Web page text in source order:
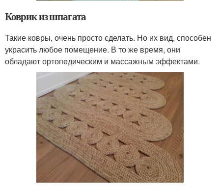
Коврик из шпагата
Такие ковры, очень просто сделать. Но их вид, способен
украсить любое помещение. В то же время, они
обладают ортопедическим и массажным эффектами.